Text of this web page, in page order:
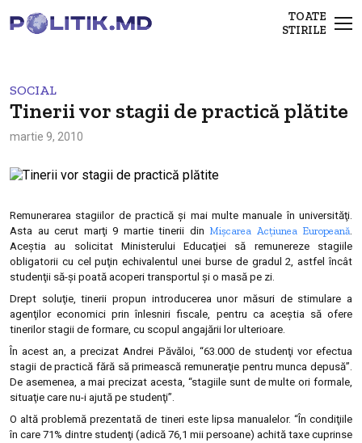
TOATE
STIRILE
SOCIAL
Tinerii vor stagii de practică plătite
martie 9, 2010
Remunerarea stagiilor de practică şi mai multe manuale în universităţi.
Asta au cerut marţi 9 martie tinerii din Mişcarea Acţiunea Europeană.
Aceştia au solicitat Ministerului Educaţiei să remunereze stagiile
obligatorii cu cel puţin echivalentul unei burse de gradul 2, astfel încât
studenţii să-şi poată acoperi transportul şi o masă pe zi.
Drept soluţie, tinerii propun introducerea unor măsuri de stimulare a
agenţilor economici prin înlesniri fiscale, pentru ca aceştia să ofere
tinerilor stagii de formare, cu scopul angajării lor ulterioare.
În acest an, a precizat Andrei Păvăloi, “63.000 de studenţi vor efectua
stagii de practică fără să primească remuneraţie pentru munca depusă”.
De asemenea, a mai precizat acesta, “stagiile sunt de multe ori formale,
situaţie care nu-i ajută pe studenţi”.
O altă problemă prezentată de tineri este lipsa manualelor. “În condiţiile
în care 71% dintre studenţi (adică 76,1 mii persoane) achită taxe cuprinse